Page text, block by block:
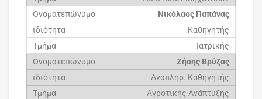
Νικόλαος Παπάνας
Καθηγητής
Ιατρικής
Ζήσης Βρύζας
Αναπληρ. Καθηγητής
Αγροτικής Ανάπτυξης